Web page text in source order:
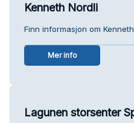
Kenneth Nordli
Finn informasjon om
Mer info
Lagunen storsenter